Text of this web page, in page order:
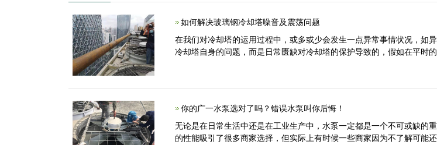
如何解决玻璃钢冷却塔噪音及震荡问题
在我们对冷却塔的运用过程中，或多或少会发生一点异常事情状况，如
冷却塔自身的问题，而是日常匮缺对冷却塔的保护导致的，假如在平时
你的广一水泵选对了吗？错误水泵叫你后悔！
无论是在日常生活中还是在工业生产中，水泵一定都是一个不可或缺的
的性能吸引了很多商家选择，但实际上有时候一些商家因为不了解可能